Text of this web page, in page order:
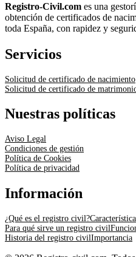
Registro-Civil.com es una
obtención de certificados de
toda España, con rapidez y
Servicios
Solicitud de certificado de nacimiento
Solicitud de certificado de
Nuestras políticas
Aviso Legal
Condiciones de gestión
Política de Cookies
Política de privacidad
Información
¿Qué es el registro civil?
Para qué sirve un registro civil
Historia del registro civilImportancia